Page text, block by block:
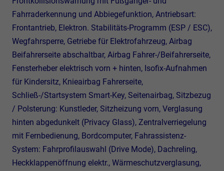
Fahrraderkennung und Abbiegefunktion, Antriebsart:
Frontantrieb, Elektron. Stabilitäts-Programm (ESP / ESC),
Wegfahrsperre, Getriebe für Elektrofahrzeug, Airbag
Beifahrerseite abschaltbar, Airbag Fahrer-/Beifahrerseite,
Fensterheber elektrisch vorn + hinten, Isofix-Aufnahmen
für Kindersitz, Knieairbag Fahrerseite,
Schließ-/Startsystem Smart-Key, Seitenairbag, Sitzbezug
/ Polsterung: Kunstleder, Sitzheizung vorn, Verglasung
hinten abgedunkelt (Privacy Glass), Zentralverriegelung
mit Fernbedienung, Bordcomputer, Fahrassistenz-
System: Fahrprofilauswahl (Drive Mode), Dachreling,
Heckklappenöffnung elektr., Wärmeschutzverglasung,